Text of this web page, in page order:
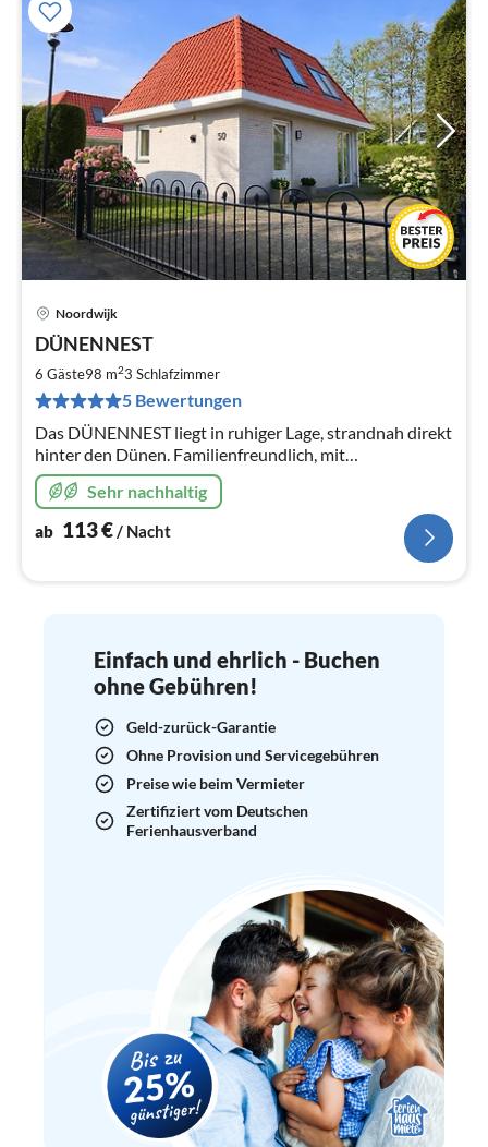
Noordwijk
DÜNENNEST
6 Gäste98 m23 Schlafzimmer
5 Bewertungen
Das DÜNENNEST liegt in ruhiger Lage, strandnah direkt
hinter den Dünen. Familienfreundlich, mit
Kinderausstattung, großer Garten,bis zu 6 Personen.
Kostenfreies W-LAN!
Sehr nachhaltig
ab 113€/ Nacht
Einfach und ehrlich - Buchen
ohne Gebühren!
Geld-zurück-Garantie
Ohne Provision und Servicegebühren
Preise wie beim Vermieter
Zertifiziert vom Deutschen
Ferienhausverband